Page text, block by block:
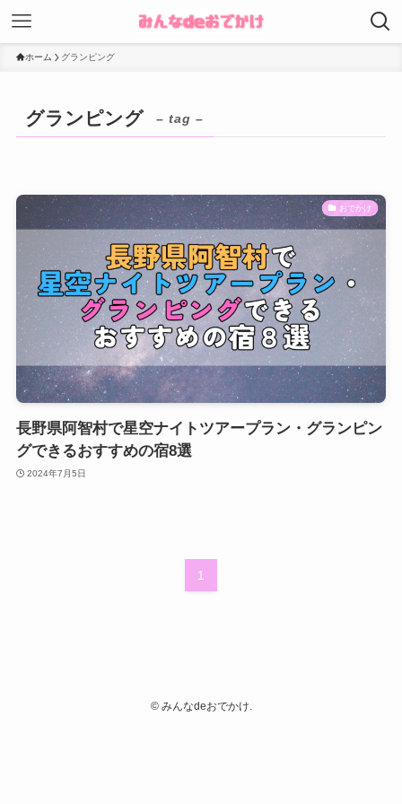
ホーム グランピング
グランピング – tag –
おでかけ
長野県阿智村で星空ナイトツアープラン・グランピン
グできるおすすめの宿8選
2024年7月5日
1
©みんなdeおでかけ.